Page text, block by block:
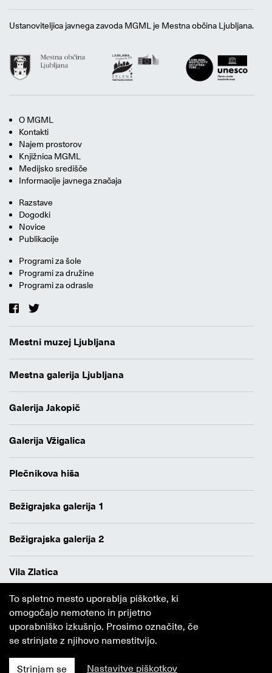
Ustanoviteljica javnega zavoda MGML je Mestna občina Ljubljana.
O MGML
Kontakti
Najem prostorov
Knjižnica MGML
Medijsko središče
Informacije javnega značaja
Razstave
Dogodki
Novice
Publikacije
Programi za šole
Programi za družine
Programi za odrasle
Mestni muzej Ljubljana
Mestna galerija Ljubljana
Galerija Jakopič
Galerija Vžigalica
Plečnikova hiša
Bežigrajska galerija 1
Bežigrajska galerija 2
Vila Zlatica
Varstvo osebnih podatkov
Avtorji
Obvestilo o piškotkih
To spletno mesto uporablja piškotke, ki
omogočajo nemoteno in prijetno
uporabniško izkušnjo. Prosimo označite, če
se strinjate z njihovo namestitvijo.
Strinjam se Nastavitve piškotkov